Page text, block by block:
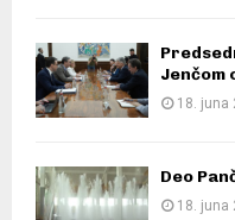
Jenčom
18. juna
Deo
18. juna